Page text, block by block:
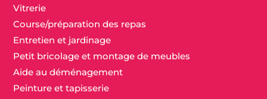
Vitrerie
Course/préparation des repas
Entretien et jardinage
Petit bricolage et montage de meubles
Aide au déménagement
Peinture et tapisserie